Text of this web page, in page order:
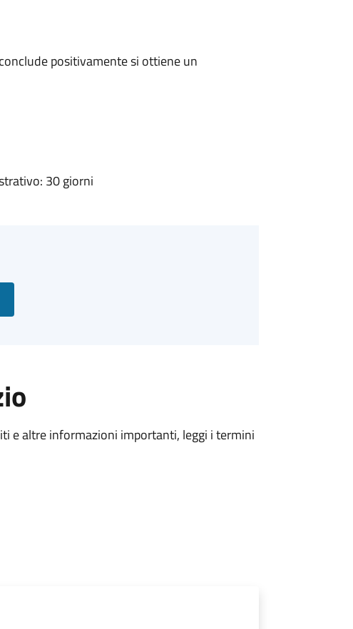
positivamente si ottiene un
30 giorni
e altre informazioni importanti, leggi i termini